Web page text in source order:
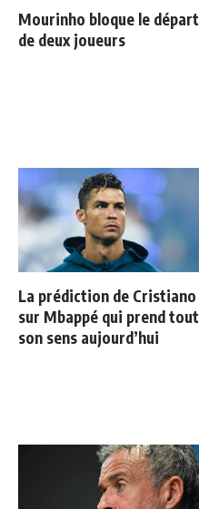
Mourinho bloque le départ
de deux joueurs
La prédiction de Cristiano
sur Mbappé qui prend tout
son sens aujourd’hui